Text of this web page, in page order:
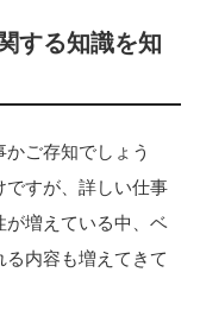
する知識を知
ご存知でしょう
ですが、詳しい仕事
が増えている中、ベ
内容も増えてきて